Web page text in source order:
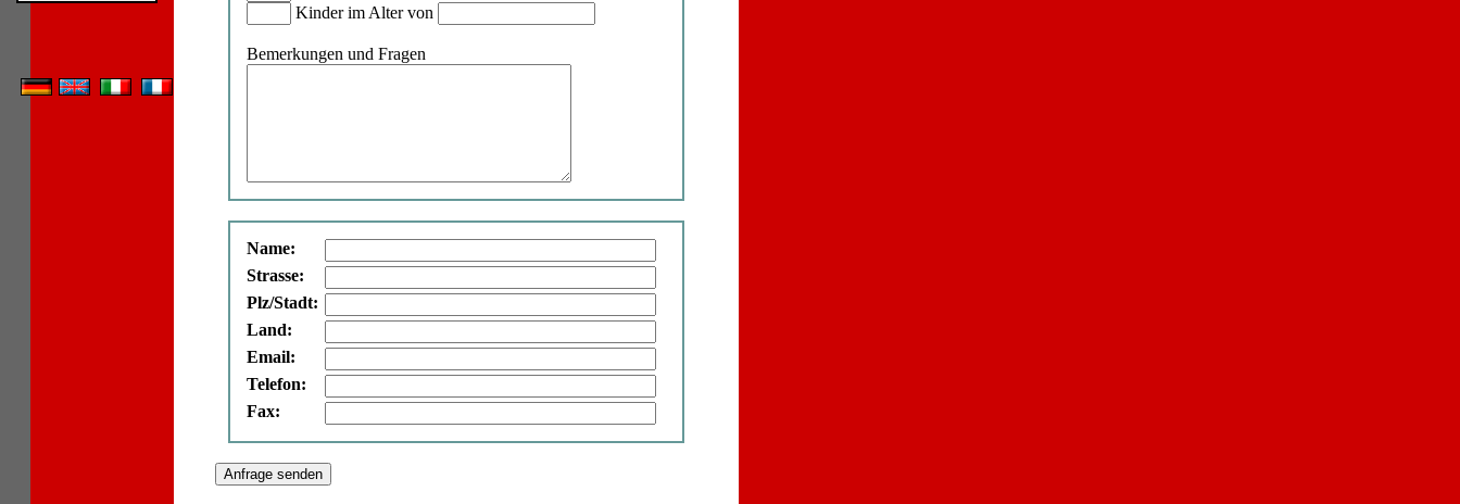
Kinder im Alter von
Bemerkungen und Fragen
Name:
Strasse:
Plz/Stadt:
Land:
Email:
Telefon:
Fax: